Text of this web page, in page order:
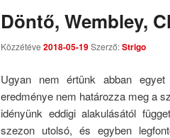
Döntő, Wembley,
Közzétéve 2018-05-19Szerző:Strigo
Ugyan nem értünk abban
eredménye nem határozza meg a
idényünk eddigi alakulásától
szezon utolsó, és egyben